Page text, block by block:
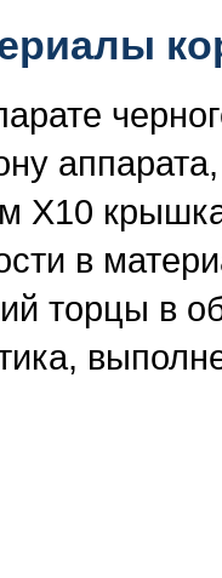
X10
в
торцы в